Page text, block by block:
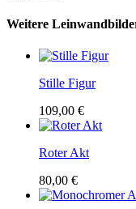
Weitere
Stille Figur
109,00 €
Roter Akt
80,00 €